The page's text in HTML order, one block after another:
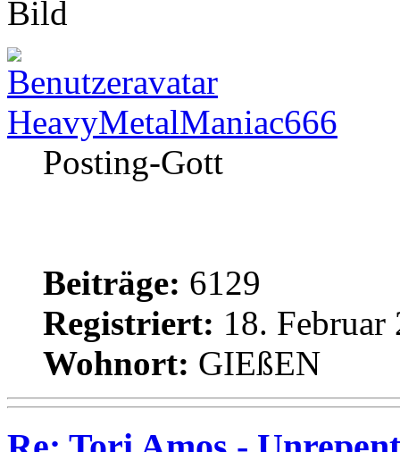
HeavyMetalManiac666
Posting-Gott
Beiträge: 6129
Registriert: 18. Februar
Wohnort: GIEßEN